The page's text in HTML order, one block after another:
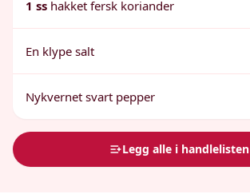
1 ss hakket fersk koriander
En klype salt
Nykvernet svart pepper
Legg alle i handlelisten